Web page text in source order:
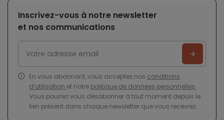
Inscrivez-vous à notre newsletter
et nos communications
En vous abonnant, vous acceptez nos conditions
d’utilisation et notre politique de données personnelles .
Vous pourrez vous désabonner à tout moment depuis le
lien présent dans chaque newsletter que vous recevrez.